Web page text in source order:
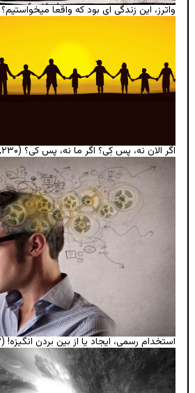
واترز، این زندگی ای بود که واقعا میخواستیم؟
اگر الان نه، پس کِی؟ اگر ما نه، پس کی؟(۱۵,۲۳۰)
استخدام رسمی، ایجاد یا از بین بردن انگیزه! (۱۳,۸۲۲)